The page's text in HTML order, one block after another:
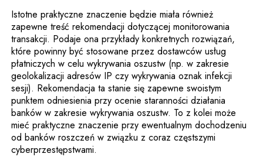
Istotne praktyczne znaczenie będzie miała również
zapewne treść rekomendacji dotyczącej monitorowania
transakcji. Podaje ona przykłady konkretnych rozwiązań,
które powinny być stosowane przez dostawców usług
płatniczych w celu wykrywania oszustw (np. w zakresie
geolokalizacji adresów IP czy wykrywania oznak infekcji
sesji). Rekomendacja ta stanie się zapewne swoistym
punktem odniesienia przy ocenie staranności działania
banków w zakresie wykrywania oszustw. To z kolei może
mieć praktyczne znaczenie przy ewentualnym dochodzeniu
od banków roszczeń w związku z coraz częstszymi
cyberprzestępstwami.